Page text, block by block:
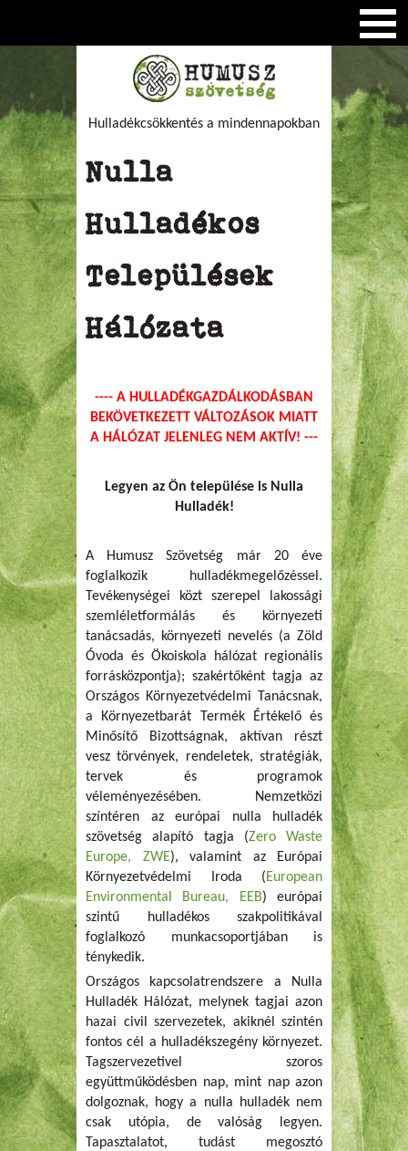
Hulladékcsökkentés a mindennapokban
Nulla
Hulladékos
Települések
Hálózata
---- A HULLADÉKGAZDÁLKODÁSBAN
BEKÖVETKEZETT VÁLTOZÁSOK MIATT
A HÁLÓZAT JELENLEG NEM AKTÍV! ---
Legyen az Ön települése is Nulla
Hulladék!
A Humusz Szövetség már 20 éve
foglalkozik hulladékmegelőzéssel.
Tevékenységei közt szerepel lakossági
szemléletformálás és környezeti
tanácsadás, környezeti nevelés (a Zöld
Óvoda és Ökoiskola hálózat regionális
forrásközpontja); szakértőként tagja az
Országos Környezetvédelmi Tanácsnak,
a Környezetbarát Termék Értékelő és
Minősítő Bizottságnak, aktívan részt
vesz törvények, rendeletek, stratégiák,
tervek és programok
véleményezésében. Nemzetközi
színtéren az európai nulla hulladék
szövetség alapító tagja (Zero Waste
Europe, ZWE), valamint az Európai
Környezetvédelmi Iroda (European
Environmental Bureau, EEB) európai
szintű hulladékos szakpolitikával
foglalkozó munkacsoportjában is
ténykedik.
Országos kapcsolatrendszere a Nulla
Hulladék Hálózat, melynek tagjai azon
hazai civil szervezetek, akiknél szintén
fontos cél a hulladékszegény környezet.
Tagszervezetivel szoros
együttműködésben nap, mint nap azon
dolgoznak, hogy a nulla hulladék nem
csak utópia, de valóság legyen.
Tapasztalatot, tudást megosztó